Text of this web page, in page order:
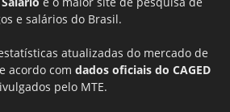
e salários do Brasil.
atualizadas do mercado de
acordo com dados oficiais do CAGED
pelo MTE.